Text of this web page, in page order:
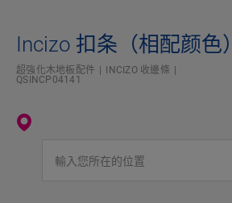
Incizo 扣条（相配颜色）
超強化木地板配件
INCIZO 收邊條
QSINCP04141